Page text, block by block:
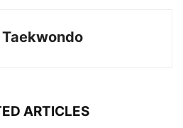
Taekwondo
ARTICLES